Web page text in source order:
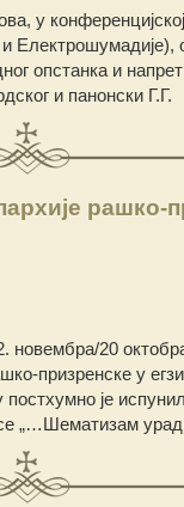
у
и
опстанка и
и панонски Г.Г.
рашко-
новембра/20
призренске у
је
„…Шематизам